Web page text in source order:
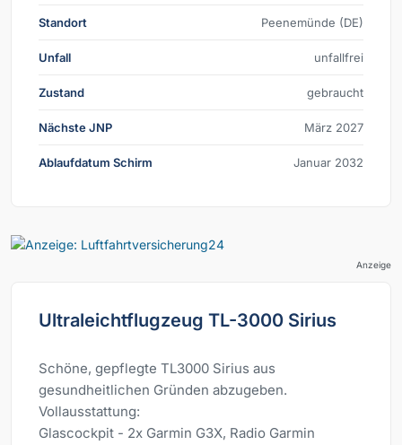
Standort Peenemünde (DE)
Unfall unfallfrei
Zustand gebraucht
Nächste JNP März 2027
Ablaufdatum Schirm Januar 2032
Anzeige
Ultraleichtflugzeug TL-3000 Sirius
Schöne, gepflegte TL3000 Sirius aus
gesundheitlichen Gründen abzugeben.
Vollausstattung:
Glascockpit - 2x Garmin G3X, Radio Garmin